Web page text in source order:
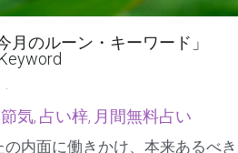
月のルーン・キーワード」